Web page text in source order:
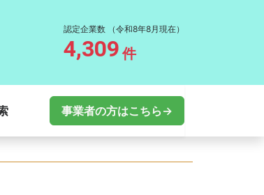
認定企業数 （令和8年8月現在）
4,309 件
事業者の方はこちら→